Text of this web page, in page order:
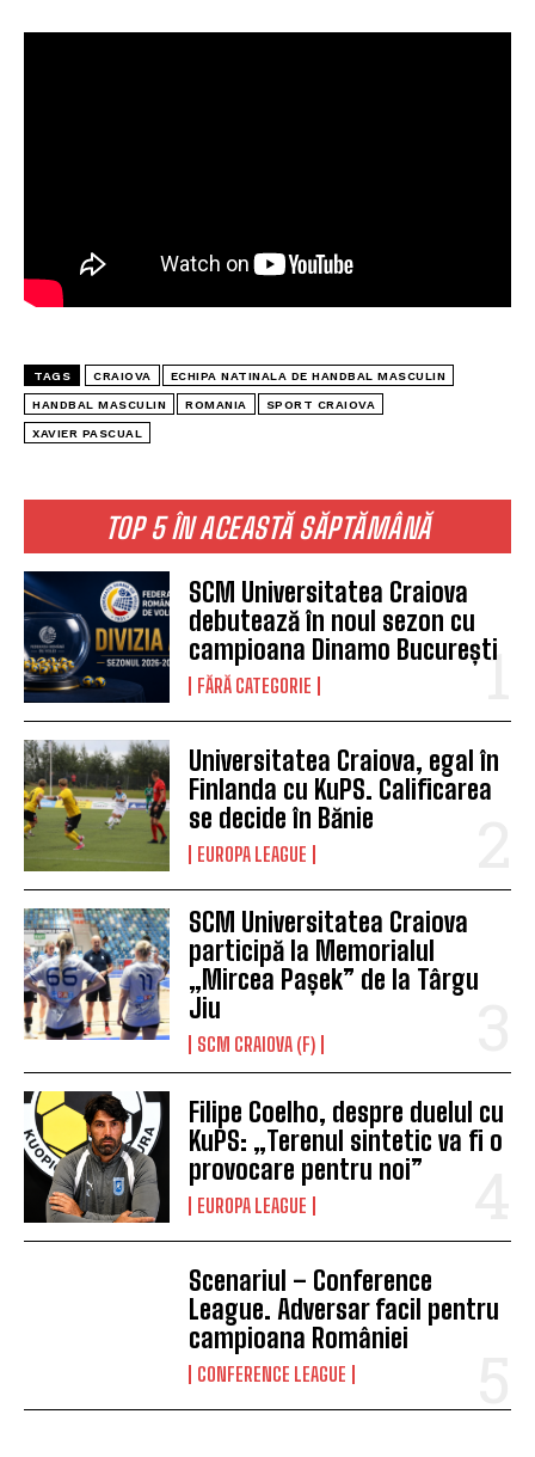
TOP 5 ÎN ACEASTĂ SĂPTĂMÂNĂ
SCM Universitatea Craiova
debutează în noul sezon cu
campioana Dinamo București
FĂRĂ CATEGORIE
Universitatea Craiova, egal în
Finlanda cu KuPS. Calificarea
se decide în Bănie
EUROPA LEAGUE
SCM Universitatea Craiova
participă la Memorialul
„Mircea Pașek” de la Târgu
Jiu
SCM CRAIOVA (F)
Filipe Coelho, despre duelul cu
KuPS: „Terenul sintetic va fi o
provocare pentru noi”
EUROPA LEAGUE
Scenariul – Conference
League. Adversar facil pentru
campioana României
CONFERENCE LEAGUE
TAGS CRAIOVA ECHIPA NATINALA DE HANDBAL MASCULIN
HANDBAL MASCULIN ROMANIA SPORT CRAIOVA
XAVIER PASCUAL